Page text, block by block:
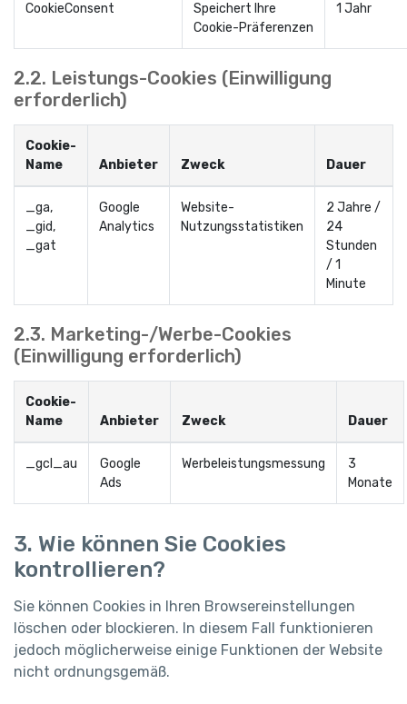
CookieConsent
Speichert Ihre
Cookie-Präferenzen
1 Jahr
2.2. Leistungs-Cookies (Einwilligung
erforderlich)
Cookie-
Name
Anbieter Zweck Dauer
_ga,
_gid,
_gat
Google
Analytics
Website-
Nutzungsstatistiken
2 Jahre /
24
Stunden
/ 1
Minute
2.3. Marketing-/Werbe-Cookies
(Einwilligung erforderlich)
Cookie-
Name
Anbieter Zweck Dauer
_gcl_au
Google
Ads
Werbeleistungsmessung
3
Monate
3. Wie können Sie Cookies
kontrollieren?
Sie können Cookies in Ihren Browsereinstellungen
löschen oder blockieren. In diesem Fall funktionieren
jedoch möglicherweise einige Funktionen der Website
nicht ordnungsgemäß.